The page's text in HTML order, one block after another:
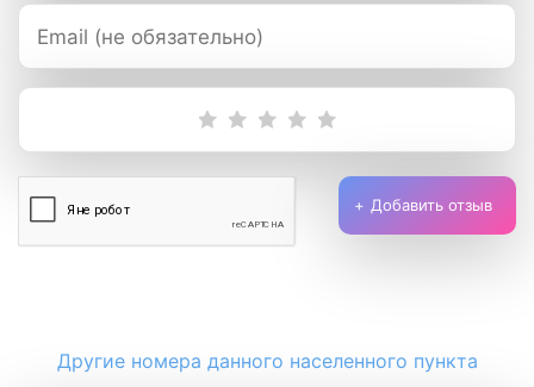
Добавить отзыв
Другие номера данного населенного пункта